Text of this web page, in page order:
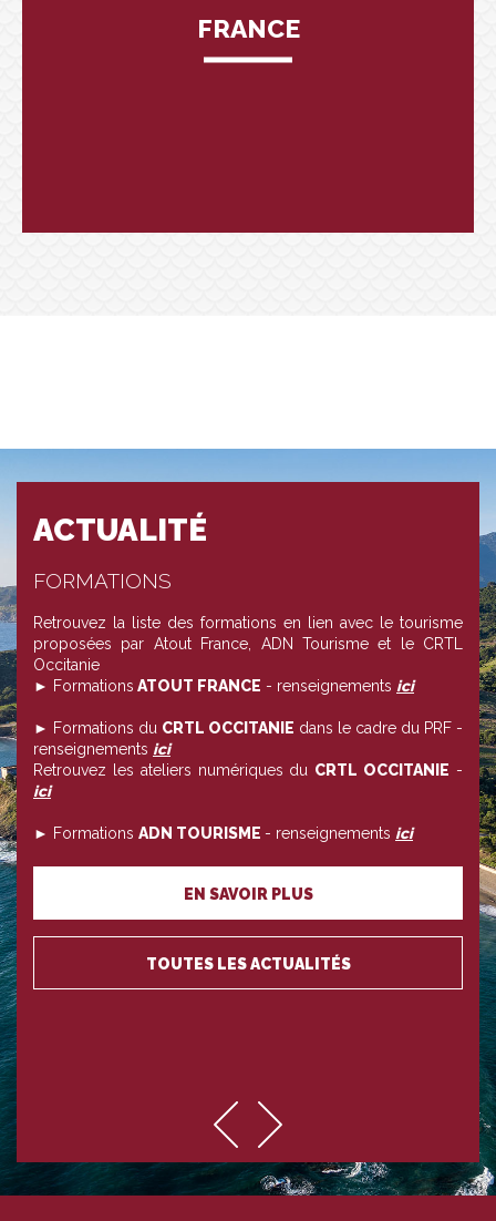
FRANCE
ACTUALITÉ
FORMATIONS
Retrouvez la liste des formations en lien avec le tourisme
proposées par Atout France, ADN Tourisme et le CRTL
Occitanie
► Formations ATOUT FRANCE - renseignements ici
► Formations du CRTL OCCITANIE dans le cadre du PRF -
renseignements ici
Retrouvez les ateliers numériques du CRTL OCCITANIE -
ici
► Formations ADN TOURISME - renseignements ici
EN SAVOIR PLUS
TOUTES LES ACTUALITÉS